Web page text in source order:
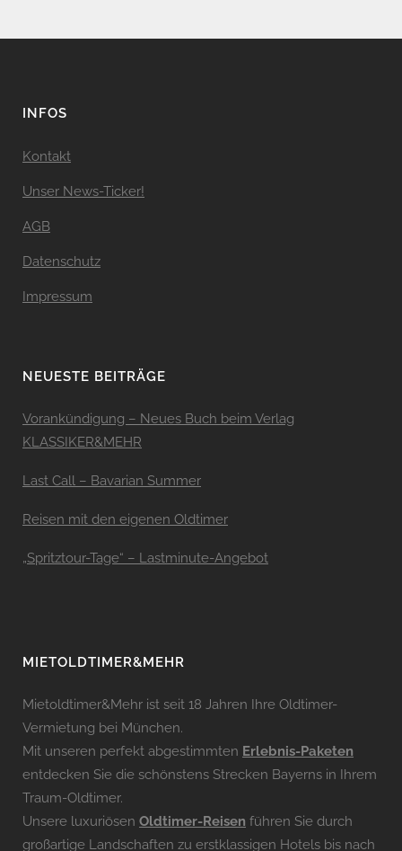
INFOS
Kontakt
Unser News-Ticker!
AGB
Datenschutz
Impressum
NEUESTE BEITRÄGE
Vorankündigung – Neues Buch beim Verlag
KLASSIKER&MEHR
Last Call – Bavarian Summer
Reisen mit den eigenen Oldtimer
„Spritztour-Tage“ – Lastminute-Angebot
MIETOLDTIMER&MEHR
Mietoldtimer&Mehr ist seit 18 Jahren Ihre Oldtimer-
Vermietung bei München.
Mit unseren perfekt abgestimmten Erlebnis-Paketen
entdecken Sie die schönstens Strecken Bayerns in Ihrem
Traum-Oldtimer.
Unsere luxuriösen Oldtimer-Reisen führen Sie durch
großartige Landschaften zu erstklassigen Hotels bis nach